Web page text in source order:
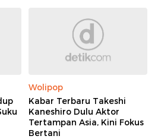
Wolipop
Kabar Terbaru Takeshi
Kaneshiro Dulu Aktor
Tertampan Asia, Kini Fokus
Bertani